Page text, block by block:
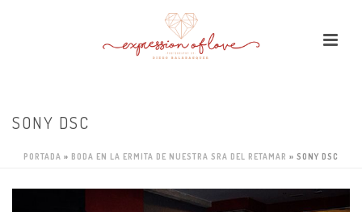
SONY DSC
PORTADA » BODA EN LA ERMITA DE NUESTRA SRA DEL RETAMAR » SONY DSC